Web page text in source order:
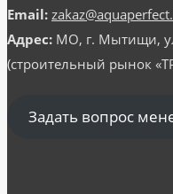
Email:
Адрес: МО, г. Мытищи,
(строительный рынок
Задать вопрос